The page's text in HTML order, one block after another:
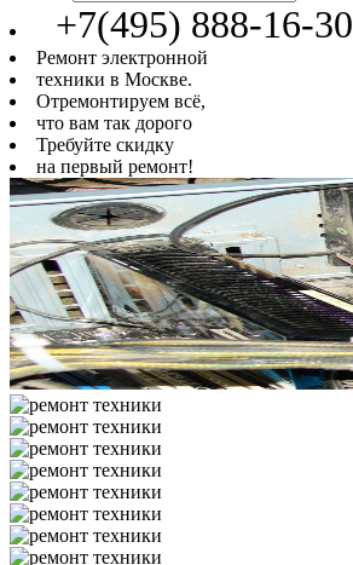
+7(495) 888-16-30
Ремонт электронной
техники в Москве.
Отремонтируем всё,
что вам так дорого
Требуйте скидку
на первый ремонт!